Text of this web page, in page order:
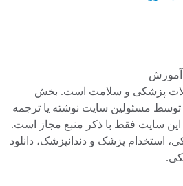
آموزش
پزشکی و سلامت است. بخش
توسط مسئولین سایت نوشته یا ترجمه
این سایت فقط با ذکر منبع مجاز است.
استخدام پزشک و دندانپزشک، دانلود